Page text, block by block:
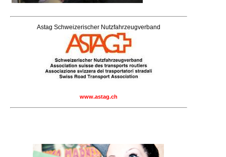
Astag Schweizerischer Nutzfahrzeugverband
www.astag.ch